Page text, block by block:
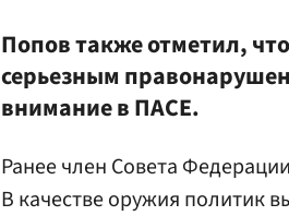
Попов также отметил,
серьезным
внимание в ПАСЕ.
Ранее член Совета
В качестве оружия политик